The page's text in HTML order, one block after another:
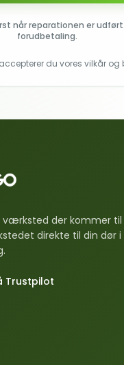
når reparationen er
forudbetaling.
du vores vilkår og
der kommer til
direkte til din dør i
Trustpilot